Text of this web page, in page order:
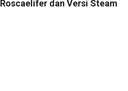
Roscaelifer dan Versi Steam